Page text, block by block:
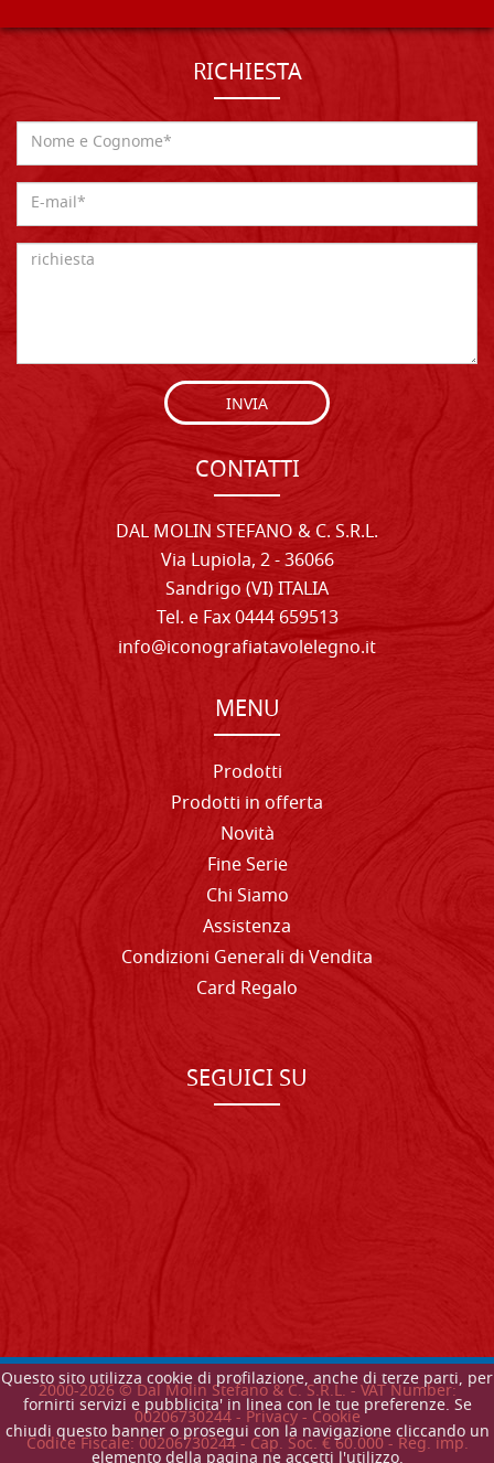
Questo sito utilizza cookie di profilazione, anche di terze parti, per
fornirti servizi e pubblicita' in linea con le tue preferenze. Se
chiudi questo banner o prosegui con la navigazione cliccando un
RICHIESTA
INVIA
CONTATTI
DAL MOLIN STEFANO & C. S.R.L.
Via Lupiola, 2 - 36066
Sandrigo (VI) ITALIA
Tel. e Fax 0444 659513
info@iconografiatavolelegno.it
MENU
Prodotti
Prodotti in offerta
Novità
Fine Serie
Chi Siamo
Assistenza
Condizioni Generali di Vendita
Card Regalo
SEGUICI SU
2000-2026© Dal Molin Stefano & C. S.R.L. - VAT Number:
00206730244 - Privacy-Cookie
Codice Fiscale: 00206730244 - Cap. Soc. € 60.000 - Reg. imp.